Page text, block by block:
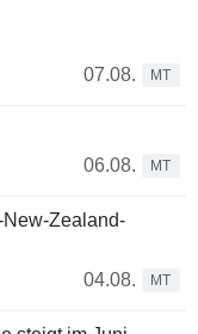
07.08.
MT
06.08.
MT
Zealand-
04.08.
MT